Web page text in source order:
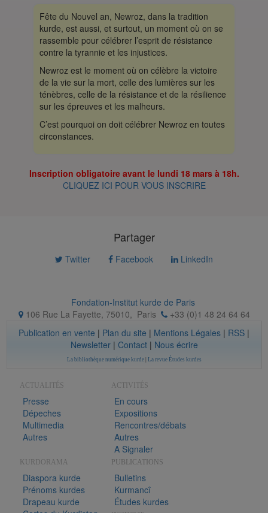
Fête du Nouvel an, Newroz, dans la tradition
kurde, est aussi, et surtout, un moment où on se
rassemble pour célébrer l’esprit de résistance
contre la tyrannie et les injustices.
Newroz est le moment où on célèbre la victoire
de la vie sur la mort, celle des lumières sur les
ténèbres, celle de la résistance et de la résilience
sur les épreuves et les malheurs.
C’est pourquoi on doit célébrer Newroz en toutes
circonstances.
Inscription obligatoire avant le lundi 18 mars à 18h.
CLIQUEZ ICI POUR VOUS INSCRIRE
Partager
Twitter Facebook LinkedIn
Fondation-Institut kurde de Paris
106 Rue La Fayette, 75010, Paris
+33 (0)1 48 24 64 64
Publication en vente | Plan du site | Mentions Légales | RSS |
Newsletter| Contact| Nous écrire
La bibliothèque numérique kurde| La revue Études kurdes
ACTUALITÉS
Presse
Dépeches
Multimedia
Autres
ACTIVITÉS
En cours
Expositions
Rencontres/débats
Autres
A Signaler
KURDORAMA
Diaspora kurde
Prénoms kurdes
Drapeau kurde
PUBLICATIONS
Bulletins
Kurmancî
Études kurdes